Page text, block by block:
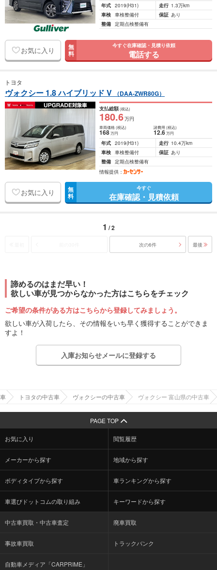
年式 2019(H31) 走行 1.3万km
車検 車検整備付 保証 あり
整備 定期点検整備有
お気に入り 無
料
今すぐ在庫確認・見積り依頼
電話する
トヨタ
ヴォクシー 1.8 ハイブリッド V （DAA-ZWR80G）
支払総額(税込)
180.6万円
車両価格(税込)
168万円
諸費用 (税込)
12.6 万円
年式 2019(H31) 走行 10.4万km
車検 車検整備付 保証 あり
整備 定期点検整備有
情報提供：
お気に入り 無
料
今すぐ
在庫確認・見積依頼
1 / 2
次の6件 最後
諦めるのはまだ早い！
欲しい車が見つからなかった方はこちらをチェック
ご希望の条件がある方はこちらから登録してみましょう。
欲しい車が入荷したら、その情報をいち早く獲得することができま
すよ！
入庫お知らせメールに登録する
トヨタの中古車 ヴォクシーの中古車 ヴォクシー 富山県の中古車
PAGE TOP
お気に入り 閲覧履歴
メーカーから探す 地域から探す
ボディタイプから探す 車ランキングから探す
車選びドットコムの取り組み キーワードから探す
中古車買取・中古車査定 廃車買取
事故車買取 トラックバンク
自動車メディア「CARPRIME」